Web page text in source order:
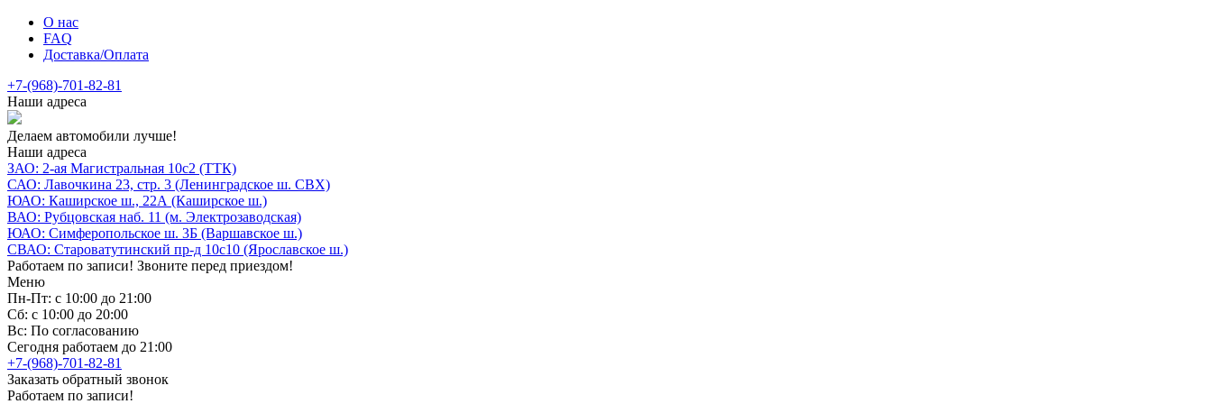
О нас
FAQ
Доставка/Оплата
+7-(968)-701-82-81
Наши адреса
Делаем автомобили лучше!
Наши адреса
ЗАО: 2-ая Магистральная 10с2 (ТТК)
САО: Лавочкина 23, стр. 3 (Ленинградское ш. СВХ)
ЮАО: Каширское ш., 22А (Каширское ш.)
ВАО: Рубцовская наб. 11 (м. Электрозаводская)
ЮАО: Симферопольское ш. 3Б (Варшавское ш.)
СВАО: Староватутинский пр-д 10с10 (Ярославское ш.)
Работаем по записи! Звоните перед приездом!
Меню
Пн-Пт: с 10:00 до 21:00
Сб: с 10:00 до 20:00
Вс: По согласованию
Сегодня работаем до 21:00
+7-(968)-701-82-81
Заказать обратный звонок
Работаем по записи!